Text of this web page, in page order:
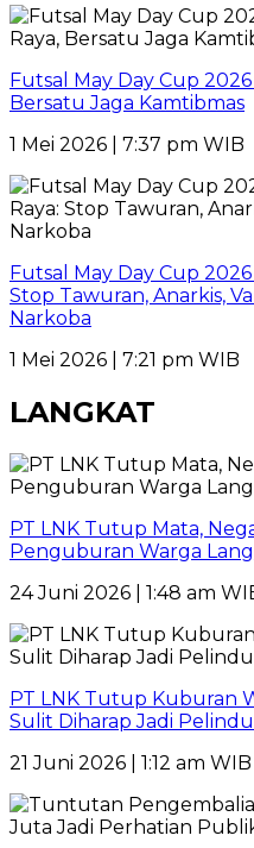
Futsal May Day Cup
Bersatu Jaga Kamtibmas
1 Mei 2026 | 7:37 pm WIB
Futsal May Day Cup
Stop Tawuran, Anarkis,
Narkoba
1 Mei 2026 | 7:21 pm WIB
LANGKAT
PT LNK Tutup Mata,
Penguburan Warga
24 Juni 2026 | 1:48 am
PT LNK Tutup Kuburan
Sulit Diharap Jadi
21 Juni 2026 | 1:12 am WIB